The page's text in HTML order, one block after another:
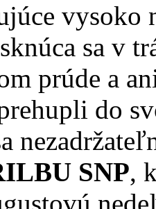
vysoko
sa v
prúde a
do
SNP,